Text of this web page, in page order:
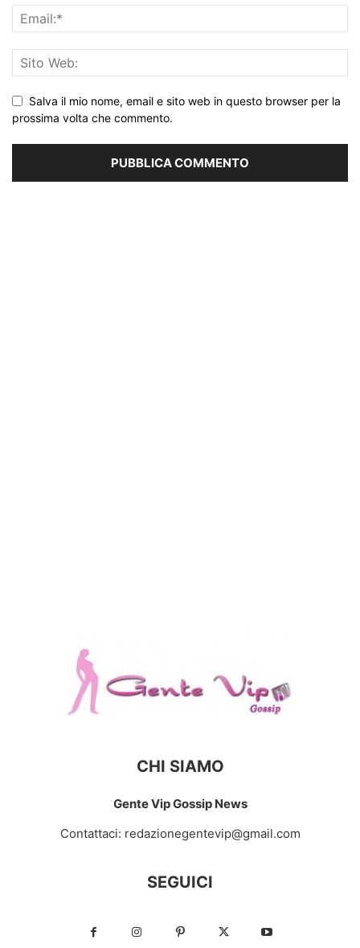
Salva il mio nome, email e sito web in questo browser per la
prossima volta che commento.
CHI SIAMO
Gente Vip Gossip News
Contattaci: redazionegentevip@gmail.com
SEGUICI